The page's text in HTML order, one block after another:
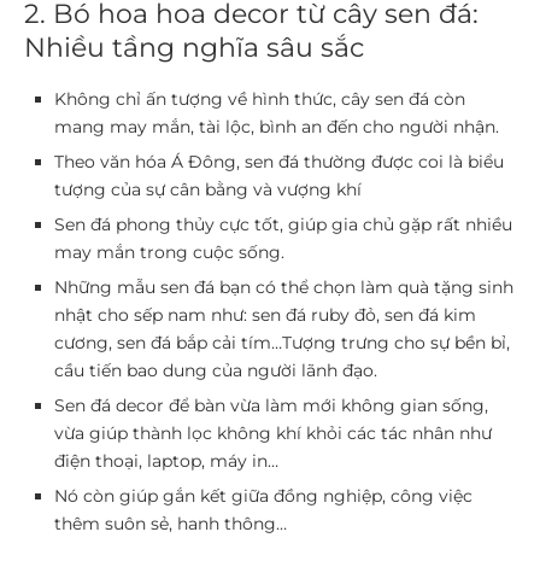
2. Bó hoa hoa decor từ cây sen đá:
Nhiều tầng nghĩa sâu sắc
Không chỉ ấn tượng về hình thức, cây sen đá còn
mang may mắn, tài lộc, bình an đến cho người nhận.
Theo văn hóa Á Đông, sen đá thường được coi là biểu
tượng của sự cân bằng và vượng khí
Sen đá phong thủy cực tốt, giúp gia chủ gặp rất nhiều
may mắn trong cuộc sống.
Những mẫu sen đá bạn có thể chọn làm quà tặng sinh
nhật cho sếp nam như: sen đá ruby đỏ, sen đá kim
cương, sen đá bắp cải tím…Tượng trưng cho sự bền bỉ,
cầu tiến bao dung của người lãnh đạo.
Sen đá decor để bàn vừa làm mới không gian sống,
vừa giúp thành lọc không khí khỏi các tác nhân như
điện thoại, laptop, máy in…
Nó còn giúp gắn kết giữa đồng nghiệp, công việc
thêm suôn sẻ, hanh thông…